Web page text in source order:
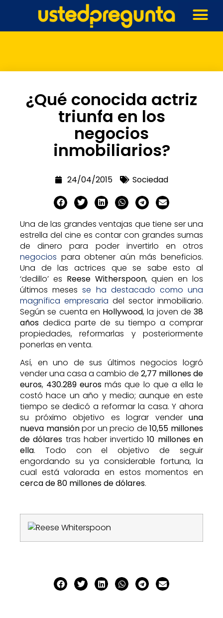
¿Qué conocida actriz
triunfa en los
negocios
inmobiliarios?
24/04/2015 Sociedad
Una de las grandes ventajas que tiene ser una
estrella del cine es contar con grandes sumas
de dinero para poder invertirlo en otros
negocios para obtener aún más beneficios.
Una de las actrices que se sabe esto al
‘dedillo’ es Reese Witherspoon, quien en los
últimos mesesse ha destacado como una
magnífica empresaria del sector inmobiliario.
Según se cuenta en Hollywood, la joven de 38
años dedica parte de su tiempo a comprar
propiedades, reformarlas y posteriormente
ponerlas en venta.
Así, en uno de sus últimos negocios logró
vender una casa a cambio de 2,77 millones de
euros, 430.289 euros más que lo que a ella le
costó hace un año y medio; aunque en este
tiempo se dedicó a reformar la casa. Y ahora
su próximo objetivo es lograr vender una
nueva mansiónpor un precio de10,55 millones
de dólares tras haber invertido 10 millones en
ella. Todo con el objetivo de seguir
engordando su ya considerable fortuna, la
cual está valorada en estos momentos en
cerca de 80 millones de dólares.